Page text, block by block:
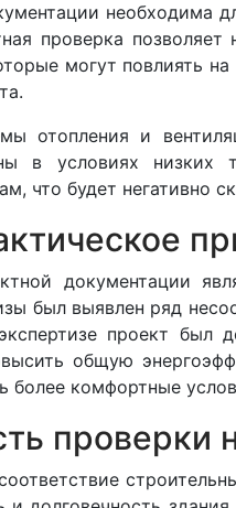
проверка
могут повлиять
отопления и
в условиях
что будет негативно
документации
был выявлен ряд
проект был
общую
более комфортные
проверки